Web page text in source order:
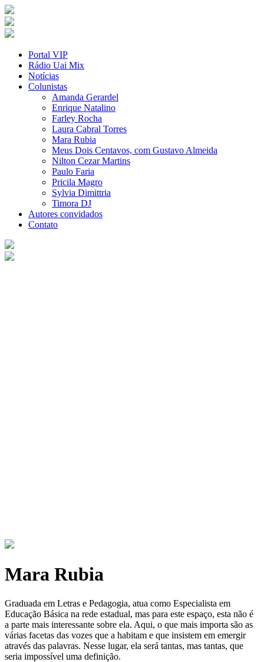
Portal VIP
Rádio Uai Mix
Notícias
Colunistas
Amanda Gerardel
Enrique Natalino
Farley Rocha
Laura Cabral Torres
Mara Rubia
Meus Dois Centavos, com Gustavo Almeida
Nilton Cezar Martins
Paulo Faria
Pricila Magro
Sylvia Dimittria
Timora DJ
Autores convidados
Contato
Mara Rubia
Graduada em Letras e Pedagogia, atua como Especialista em
Educação Básica na rede estadual, mas para este espaço, esta não é
a parte mais interessante sobre ela. Aqui, o que mais importa são as
várias facetas das vozes que a habitam e que insistem em emergir
através das palavras. Nesse lugar, ela será tantas, mas tantas, que
seria impossível uma definição.